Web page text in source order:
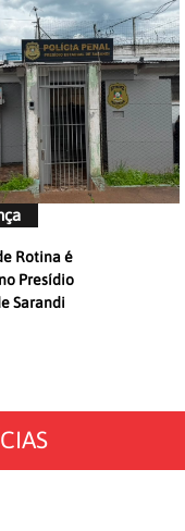
Rotina é
Presídio
Sarandi